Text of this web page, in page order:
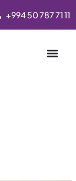
+994 50 787 71 11